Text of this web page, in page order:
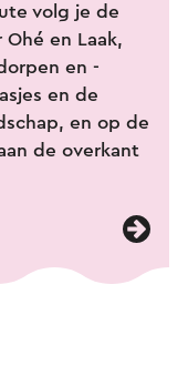
volg je de
en Laak,
en -
en de
en op de
de overkant